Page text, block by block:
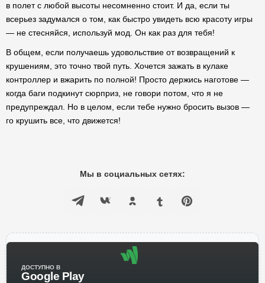
в полет с любой высоты несомненно стоит. И да, если ты
всерьез задумался о том, как быстро увидеть всю красоту игры
— не стесняйся, используй мод. Он как раз для тебя!
В общем, если получаешь удовольствие от возвращений к
крушениям, это точно твой путь. Хочется зажать в кулаке
контроллер и вжарить по полной! Просто держись наготове —
когда баги подкинут сюрприз, не говори потом, что я не
предупреждал. Но в целом, если тебе нужно бросить вызов —
го крушить все, что движется!
Мы в социальных сетях:
ДОСТУПНО В
Google Play